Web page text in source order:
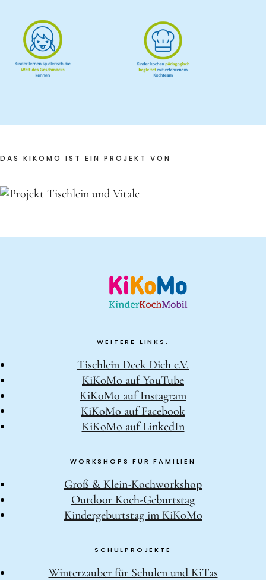
DAS KIKOMO IST EIN PROJEKT VON
WEITERE LINKS:
Tischlein Deck Dich e.V.
KiKoMo auf YouTube
KiKoMo auf Instagram
KiKoMo auf Facebook
KiKoMo auf LinkedIn
WORKSHOPS FÜR FAMILIEN
Groß & Klein-Kochworkshop
Outdoor Koch-Geburtstag
Kindergeburtstag im KiKoMo
SCHULPROJEKTE
Winterzauber für Schulen und KiTas